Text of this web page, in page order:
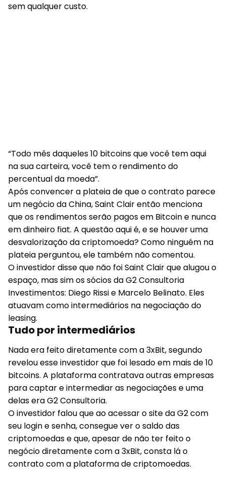
sem qualquer custo.
“Todo mês daqueles 10 bitcoins que você tem aqui
na sua carteira, você tem o rendimento do
percentual da moeda”.
Após convencer a plateia de que o contrato parece
um negócio da China, Saint Clair então menciona
que os rendimentos serão pagos em Bitcoin e nunca
em dinheiro fiat. A questão aqui é, e se houver uma
desvalorização da criptomoeda? Como ninguém na
plateia perguntou, ele também não comentou.
O investidor disse que não foi Saint Clair que alugou o
espaço, mas sim os sócios da G2 Consultoria
Investimentos: Diego Rissi e Marcelo Belinato. Eles
atuavam como intermediários na negociação do
leasing.
Tudo por intermediários
Nada era feito diretamente com a 3xBit, segundo
revelou esse investidor que foi lesado em mais de 10
bitcoins. A plataforma contratava outras empresas
para captar e intermediar as negociações e uma
delas era G2 Consultoria.
O investidor falou que ao acessar o site da G2 com
seu login e senha, consegue ver o saldo das
criptomoedas e que, apesar de não ter feito o
negócio diretamente com a 3xBit, consta lá o
contrato com a plataforma de criptomoedas.